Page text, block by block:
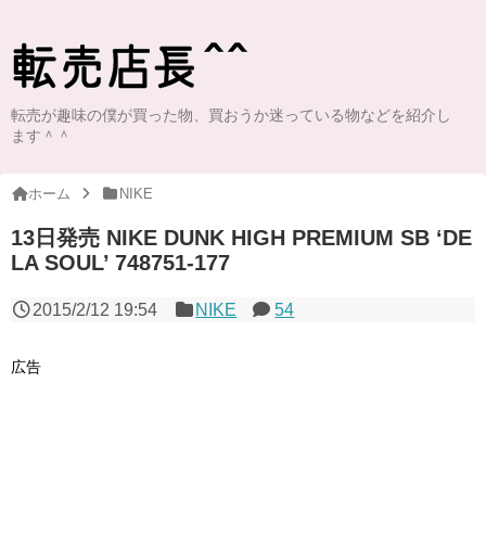
転売が趣味の僕が買った物、買おうか迷っている物などを紹介し
ます＾＾
ホーム NIKE
13日発売 NIKE DUNK HIGH PREMIUM SB ‘DE
LA SOUL’ 748751-177
2015/2/12 19:54 NIKE 54
広告